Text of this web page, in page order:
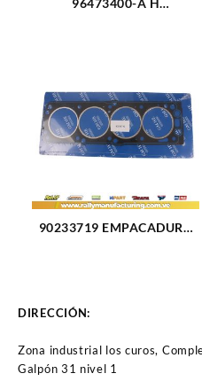
96473400-A H
90233719 EMPACADURA
DIRECCIÓN:
Zona industrial los curos,
Galpón 31 nivel 1